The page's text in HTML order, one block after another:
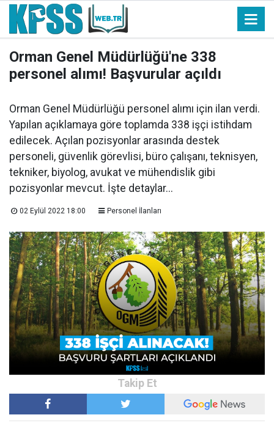
Orman Genel Müdürlüğü'ne 338
personel alımı! Başvurular açıldı
Orman Genel Müdürlüğü personel alımı için ilan verdi.
Yapılan açıklamaya göre toplamda 338 işçi istihdam
edilecek. Açılan pozisyonlar arasında destek
personeli, güvenlik görevlisi, büro çalışanı, teknisyen,
tekniker, biyolog, avukat ve mühendislik gibi
pozisyonlar mevcut. İşte detaylar...
02 Eylül 2022 18:00 Personel İlanları